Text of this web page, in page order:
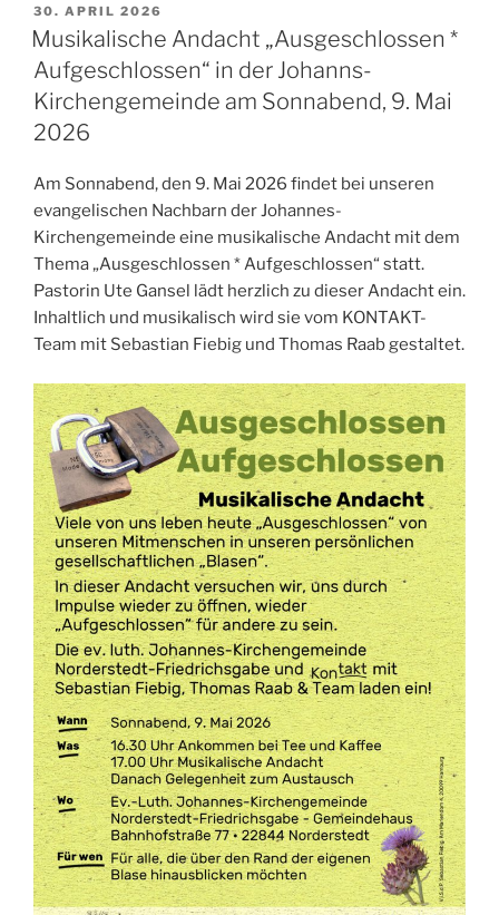
VERÖFFENTLICHT
AM
30. APRIL 2026
Musikalische Andacht „Ausgeschlossen *
Aufgeschlossen“ in der Johanns-
Kirchengemeinde am Sonnabend, 9. Mai
2026
Am Sonnabend, den 9. Mai 2026 findet bei unseren
evangelischen Nachbarn der Johannes-
Kirchengemeinde eine musikalische Andacht mit dem
Thema „Ausgeschlossen * Aufgeschlossen“ statt.
Pastorin Ute Gansel lädt herzlich zu dieser Andacht ein.
Inhaltlich und musikalisch wird sie vom KONTAKT-
Team mit Sebastian Fiebig und Thomas Raab gestaltet.